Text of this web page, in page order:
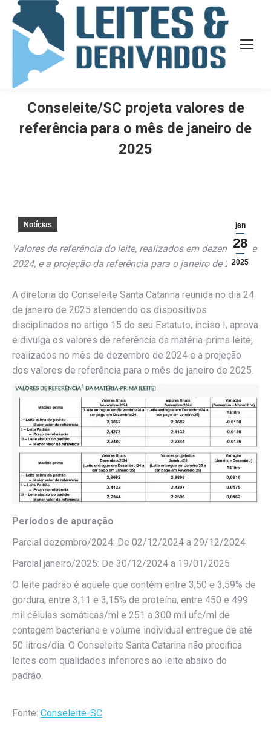
Conseleite/SC projeta valores de
referência para o mês de janeiro de
2025
jan
28
2025
Notícias
Valores de referência do leite, realizados em dezembro de
2024, e a projeção da referência para o janeiro de 2025
A diretoria do Conseleite Santa Catarina reunida no dia 24
de janeiro de 2025 atendendo os dispositivos
disciplinados no artigo 15 do seu Estatuto, inciso I, aprova
e divulga os valores de referência da matéria-prima leite,
realizados no mês de dezembro de 2024 e a projeção
dos valores de referência para o mês de janeiro de 2025.
Períodos de apuração
Parcial dezembro/2024: De 02/12/2024 a 29/12/2024
Parcial janeiro/2025: De 30/12/2024 a 19/01/2025
O leite padrão é aquele que contém entre 3,50 e 3,59% de
gordura, entre 3,11 e 3,15% de proteína, entre 450 e 499
mil células somáticas/ml e 251 a 300 mil ufc/ml de
contagem bacteriana e volume individual entregue de até
50 litros/dia. O Conseleite Santa Catarina não precifica
leites com qualidades inferiores ao leite abaixo do
padrão.
Fonte: Conseleite-SC